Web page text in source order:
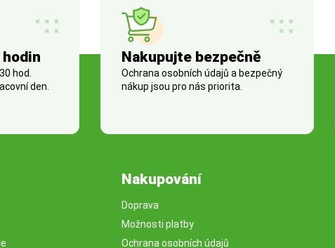
hodin
hod.
den.
Nakupujte bezpečně
Ochrana osobních údajů a bezpečný
nákup jsou pro nás priorita.
Nakupování
Doprava
Možnosti platby
Ochrana osobních údajů